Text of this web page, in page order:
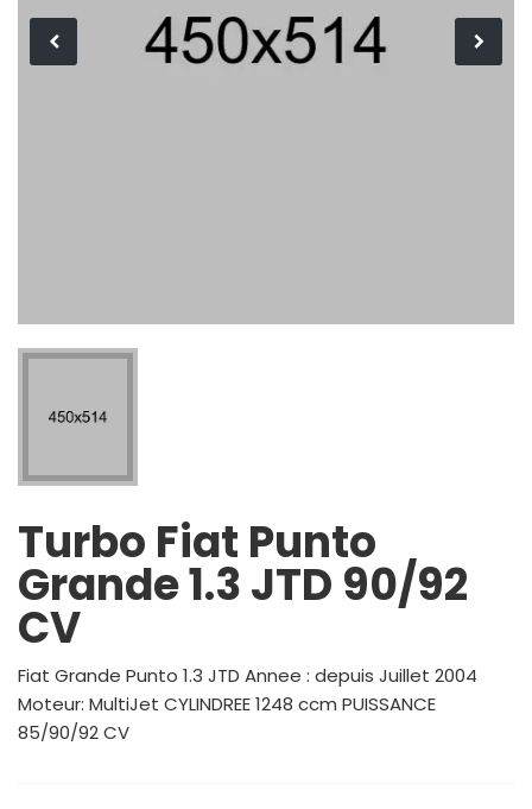
Turbo Fiat Punto
Grande 1.3 JTD 90/92
CV
Fiat Grande Punto 1.3 JTD Annee : depuis Juillet 2004
Moteur: MultiJet CYLINDREE 1248 ccm PUISSANCE
85/90/92 CV